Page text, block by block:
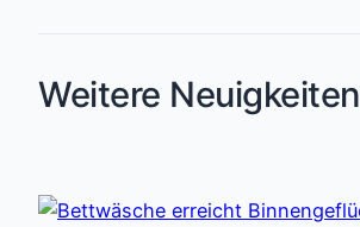
Weitere Neuigkeiten